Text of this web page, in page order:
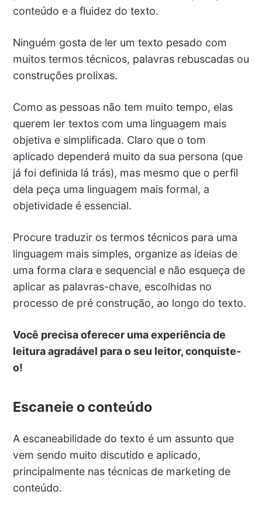
conteúdo e a fluidez do texto.
Ninguém gosta de ler um texto pesado com
muitos termos técnicos, palavras rebuscadas ou
construções prolixas.
Como as pessoas não tem muito tempo, elas
querem ler textos com uma linguagem mais
objetiva e simplificada. Claro que o tom
aplicado dependerá muito da sua persona (que
já foi definida lá trás), mas mesmo que o perfil
dela peça uma linguagem mais formal, a
objetividade é essencial.
Procure traduzir os termos técnicos para uma
linguagem mais simples, organize as ideias de
uma forma clara e sequencial e não esqueça de
aplicar as palavras-chave, escolhidas no
processo de pré construção, ao longo do texto.
Você precisa oferecer uma experiência de
leitura agradável para o seu leitor, conquiste-
o!
Escaneie o conteúdo
A escaneabilidade do texto é um assunto que
vem sendo muito discutido e aplicado,
principalmente nas técnicas de marketing de
conteúdo.